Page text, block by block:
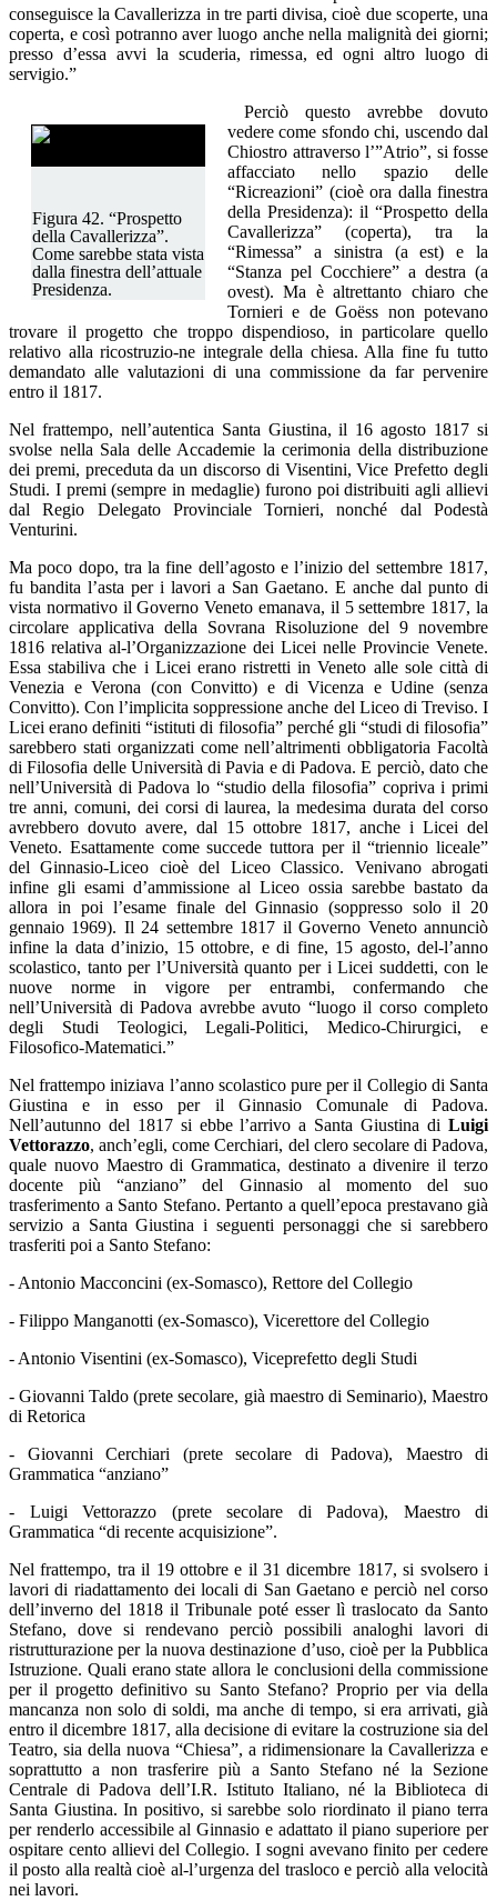
conseguisce la Cavallerizza in tre parti divisa, cioè due scoperte, una
coperta, e così potranno aver luogo anche nella malignità dei giorni;
presso d’essa avvi la scuderia, rimessa, ed ogni altro luogo di
servigio.”
Figura 42. “Prospetto
della Cavallerizza”.
Come sarebbe stata vista
dalla finestra dell’attuale
Presidenza.
Perciò questo avrebbe dovuto
vedere come sfondo chi, uscendo dal
Chiostro attraverso l’”Atrio”, si fosse
affacciato nello spazio delle
“Ricreazioni” (cioè ora dalla finestra
della Presidenza): il “Prospetto della
Cavallerizza” (coperta), tra la
“Rimessa” a sinistra (a est) e la
“Stanza pel Cocchiere” a destra (a
ovest). Ma è altrettanto chiaro che
Tornieri e de Goëss non potevano
trovare il progetto che troppo dispendioso, in particolare quello
relativo alla ricostruzio-ne integrale della chiesa. Alla fine fu tutto
demandato alle valutazioni di una commissione da far pervenire
entro il 1817.
Nel frattempo, nell’autentica Santa Giustina, il 16 agosto 1817 si
svolse nella Sala delle Accademie la cerimonia della distribuzione
dei premi, preceduta da un discorso di Visentini, Vice Prefetto degli
Studi. I premi (sempre in medaglie) furono poi distribuiti agli allievi
dal Regio Delegato Provinciale Tornieri, nonché dal Podestà
Venturini.
Ma poco dopo, tra la fine dell’agosto e l’inizio del settembre 1817,
fu bandita l’asta per i lavori a San Gaetano. E anche dal punto di
vista normativo il Governo Veneto emanava, il 5 settembre 1817, la
circolare applicativa della Sovrana Risoluzione del 9 novembre
1816 relativa al-l’Organizzazione dei Licei nelle Provincie Venete.
Essa stabiliva che i Licei erano ristretti in Veneto alle sole città di
Venezia e Verona (con Convitto) e di Vicenza e Udine (senza
Convitto). Con l’implicita soppressione anche del Liceo di Treviso. I
Licei erano definiti “istituti di filosofia” perché gli “studi di filosofia”
sarebbero stati organizzati come nell’altrimenti obbligatoria Facoltà
di Filosofia delle Università di Pavia e di Padova. E perciò, dato che
nell’Università di Padova lo “studio della filosofia” copriva i primi
tre anni, comuni, dei corsi di laurea, la medesima durata del corso
avrebbero dovuto avere, dal 15 ottobre 1817, anche i Licei del
Veneto. Esattamente come succede tuttora per il “triennio liceale”
del Ginnasio-Liceo cioè del Liceo Classico. Venivano abrogati
infine gli esami d’ammissione al Liceo ossia sarebbe bastato da
allora in poi l’esame finale del Ginnasio (soppresso solo il 20
gennaio 1969). Il 24 settembre 1817 il Governo Veneto annunciò
infine la data d’inizio, 15 ottobre, e di fine, 15 agosto, del-l’anno
scolastico, tanto per l’Università quanto per i Licei suddetti, con le
nuove norme in vigore per entrambi, confermando che
nell’Università di Padova avrebbe avuto “luogo il corso completo
degli Studi Teologici, Legali-Politici, Medico-Chirurgici, e
Filosofico-Matematici.”
Nel frattempo iniziava l’anno scolastico pure per il Collegio di Santa
Giustina e in esso per il Ginnasio Comunale di Padova.
Nell’autunno del 1817 si ebbe l’arrivo a Santa Giustina di Luigi
Vettorazzo, anch’egli, come Cerchiari, del clero secolare di Padova,
quale nuovo Maestro di Grammatica, destinato a divenire il terzo
docente più “anziano” del Ginnasio al momento del suo
trasferimento a Santo Stefano. Pertanto a quell’epoca prestavano già
servizio a Santa Giustina i seguenti personaggi che si sarebbero
trasferiti poi a Santo Stefano:
- Antonio Macconcini (ex-Somasco), Rettore del Collegio
- Filippo Manganotti (ex-Somasco), Vicerettore del Collegio
- Antonio Visentini (ex-Somasco), Viceprefetto degli Studi
- Giovanni Taldo (prete secolare, già maestro di Seminario), Maestro
di Retorica
- Giovanni Cerchiari (prete secolare di Padova), Maestro di
Grammatica “anziano”
- Luigi Vettorazzo (prete secolare di Padova), Maestro di
Grammatica “di recente acquisizione”.
Nel frattempo, tra il 19 ottobre e il 31 dicembre 1817, si svolsero i
lavori di riadattamento dei locali di San Gaetano e perciò nel corso
dell’inverno del 1818 il Tribunale poté esser lì traslocato da Santo
Stefano, dove si rendevano perciò possibili analoghi lavori di
ristrutturazione per la nuova destinazione d’uso, cioè per la Pubblica
Istruzione. Quali erano state allora le conclusioni della commissione
per il progetto definitivo su Santo Stefano? Proprio per via della
mancanza non solo di soldi, ma anche di tempo, si era arrivati, già
entro il dicembre 1817, alla decisione di evitare la costruzione sia del
Teatro, sia della nuova “Chiesa”, a ridimensionare la Cavallerizza e
soprattutto a non trasferire più a Santo Stefano né la Sezione
Centrale di Padova dell’I.R. Istituto Italiano, né la Biblioteca di
Santa Giustina. In positivo, si sarebbe solo riordinato il piano terra
per renderlo accessibile al Ginnasio e adattato il piano superiore per
ospitare cento allievi del Collegio. I sogni avevano finito per cedere
il posto alla realtà cioè al-l’urgenza del trasloco e perciò alla velocità
nei lavori.